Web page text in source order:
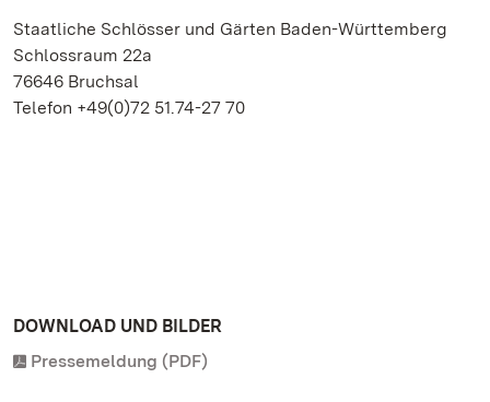
Staatliche Schlösser und Gärten Baden-Württemberg
Schlossraum 22a
76646 Bruchsal
Telefon +49(0)72 51.74-27 70
DOWNLOAD UND BILDER
Pressemeldung (PDF)